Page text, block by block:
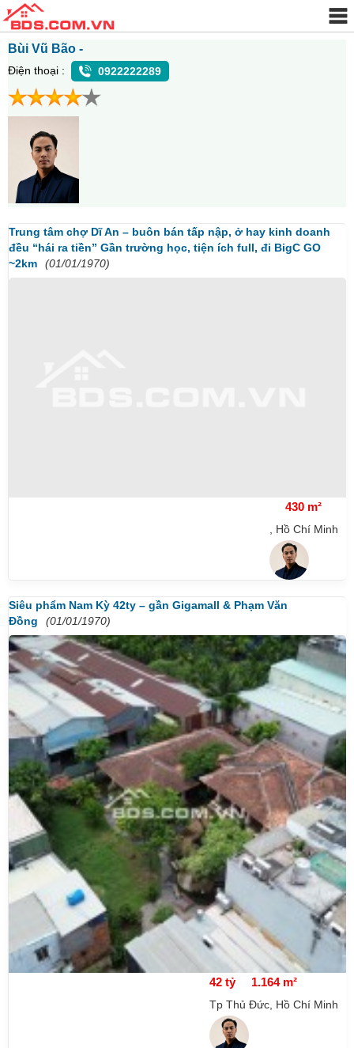
Bùi Vũ Bão -
Điện thoại : 0922222289
Trung tâm chợ Dĩ An – buôn bán tấp nập, ở hay kinh doanh
đều “hái ra tiền” Gần trường học, tiện ích full, đi BigC GO
~2km
(01/01/1970)
430 m²
, Hồ Chí Minh
Siêu phẩm Nam Kỳ 42ty – gần Gigamall & Phạm Văn
Đồng
(01/01/1970)
42 tỷ 1.164 m²
Tp Thủ Đức, Hồ Chí Minh